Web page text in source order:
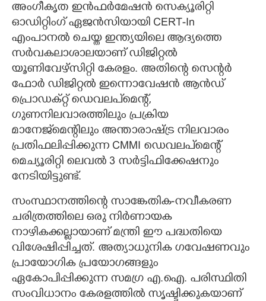
അംഗീകൃത ഇൻഫർമേഷൻ സെക്യൂരിറ്റി
ഓഡിറ്റിംഗ് ഏജൻസിയായി CERT-In
എംപാനൽ ചെയ്ത ഇന്ത്യയിലെ ആദ്യത്തെ
സർവകലാശാലയാണ് ഡിജിറ്റൽ
യൂണിവേഴ്സിറ്റി കേരളം. അതിന്റെ സെന്റർ
ഫോർ ഡിജിറ്റൽ ഇന്നൊവേഷൻ ആൻഡ്
പ്രൊഡക്റ്റ് ഡെവലപ്‌മെന്റ്,
ഗുണനിലവാരത്തിലും പ്രക്രിയ
മാനേജ്‌മെന്റിലും അന്താരാഷ്ട്ര നിലവാരം
പ്രതിഫലിപ്പിക്കുന്ന CMMI ഡെവലപ്‌മെന്റ്
മെച്യൂരിറ്റി ലെവൽ 3 സർട്ടിഫിക്കേഷനും
നേടിയിട്ടുണ്ട്.
സംസ്ഥാനത്തിന്‍റെ സാങ്കേതിക-നവീകരണ
ചരിത്രത്തിലെ ഒരു നിർണായക
നാഴികക്കല്ലായാണ് മന്ത്രി ഈ പദ്ധതിയെ
വിശേഷിപ്പിച്ചത്. അത്യാധുനിക ഗവേഷണവും
പ്രായോഗിക പ്രയോഗങ്ങളും
ഏകോപിപ്പിക്കുന്ന സമഗ്ര എ.ഐ. പരിസ്ഥിതി
സംവിധാനം കേരളത്തിൽ സൃഷ്ടിക്കുകയാണ്